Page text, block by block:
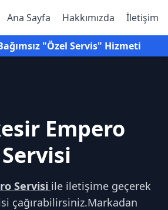
Ana Sayfa Hakkımızda İletişim
"Özel Servis" Hizmeti
Empero
Servisi
Servisi ile iletişime geçerek
çağırabilirsiniz.Markadan